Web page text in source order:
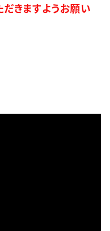
きますようお願い